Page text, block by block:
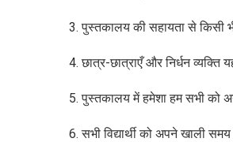
3. पुस्तकालय की सहायता से किसी
4. छात्र-छात्राएँ और निर्धन
5. पुस्तकालय में हमेशा हम सभी को
6. सभी विद्यार्थी को अपने खाली